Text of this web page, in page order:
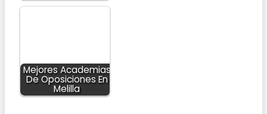
Mejores Academias
De Oposiciones En
Melilla